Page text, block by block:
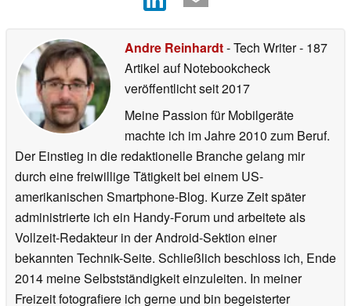
Andre Reinhardt- Tech Writer- 187
Artikel auf Notebookcheck
veröffentlichtseit 2017
Meine Passion für Mobilgeräte
machte ich im Jahre 2010 zum Beruf.
Der Einstieg in die redaktionelle Branche gelang mir
durch eine freiwillige Tätigkeit bei einem US-
amerikanischen Smartphone-Blog. Kurze Zeit später
administrierte ich ein Handy-Forum und arbeitete als
Vollzeit-Redakteur in der Android-Sektion einer
bekannten Technik-Seite. Schließlich beschloss ich, Ende
2014 meine Selbstständigkeit einzuleiten. In meiner
Freizeit fotografiere ich gerne und bin begeisterter